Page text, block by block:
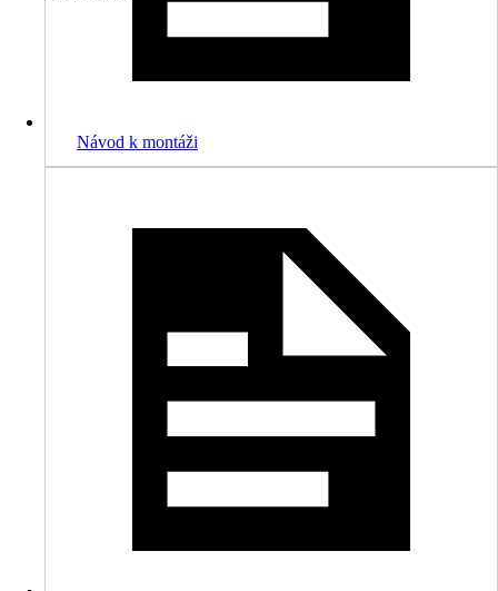
Návod k montáži